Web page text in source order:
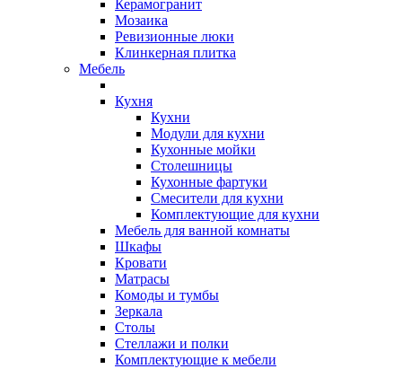
Керамогранит
Мозаика
Ревизионные люки
Клинкерная плитка
Мебель
Кухня
Кухни
Модули для кухни
Кухонные мойки
Столешницы
Кухонные фартуки
Смесители для кухни
Комплектующие для кухни
Мебель для ванной комнаты
Шкафы
Кровати
Матрасы
Комоды и тумбы
Зеркала
Столы
Стеллажи и полки
Комплектующие к мебели